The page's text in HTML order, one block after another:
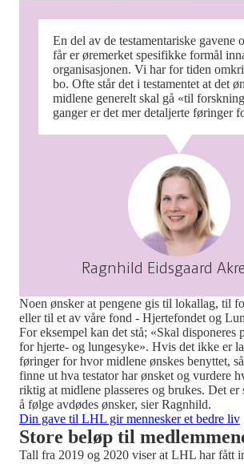
En del av de testamentariske gavene
får er øremerket spesifikke formål
organisasjonen. Vi har for tiden
bo. Ofte står det i testamentet at det
midlene generelt skal gå «til
ganger er det mer detaljerte føringer
Ragnhild Eidsgaard
Noen ønsker at pengene gis til lokallag, til
eller til et av våre fond - Hjertefondet og
For eksempel kan det stå; «Skal disponeres
for hjerte- og lungesyke». Hvis det ikke er
føringer for hvor midlene ønskes benyttet,
finne ut hva testator har ønsket og vurdere
riktig at midlene plasseres og brukes. Det
å følge avdødes ønsker, sier Ragnhild.
Din gave til LHL gir mennesker et bedre liv
Store beløp til
Tall fra 2019 og 2020 viser at LHL har fått